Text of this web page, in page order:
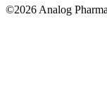
©2026 Analog